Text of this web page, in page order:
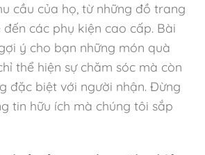
cầu của họ, từ những đồ trang
các phụ kiện cao cấp. Bài
ý cho bạn những món quà
thể hiện sự chăm sóc mà còn
đặc biệt với người nhận. Đừng
tin hữu ích mà chúng tôi sắp